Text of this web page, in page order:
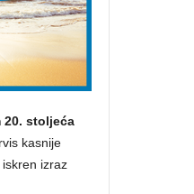
20. stoljeća
kasnije
izraz